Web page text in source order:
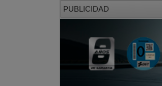
PUBLICIDAD